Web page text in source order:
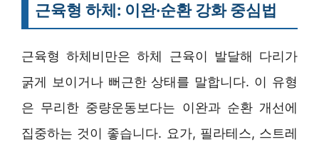
근육형 하체: 이완·순환 강화 중심법
근육형 하체비만은 하체 근육이 발달해 다리가
굵게 보이거나 뻐근한 상태를 말합니다. 이 유형
은 무리한 중량운동보다는 이완과 순환 개선에
집중하는 것이 좋습니다. 요가, 필라테스, 스트레